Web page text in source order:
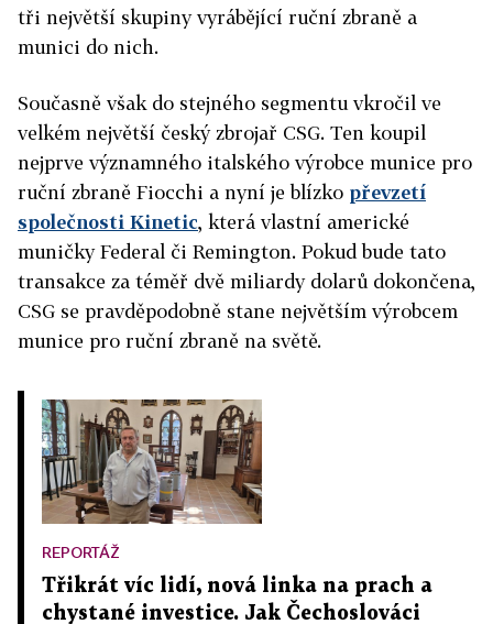
tři největší skupiny vyrábějící ruční zbraně a
munici do nich.
Současně však do stejného segmentu vkročil ve
velkém největší český zbrojař CSG. Ten koupil
nejprve významného italského výrobce munice pro
ruční zbraně Fiocchi a nyní je blízko převzetí
společnosti Kinetic, která vlastní americké
muničky Federal či Remington. Pokud bude tato
transakce za téměř dvě miliardy dolarů dokončena,
CSG se pravděpodobně stane největším výrobcem
munice pro ruční zbraně na světě.
REPORTÁŽ
Třikrát víc lidí, nová linka na prach a
chystané investice. Jak Čechoslováci